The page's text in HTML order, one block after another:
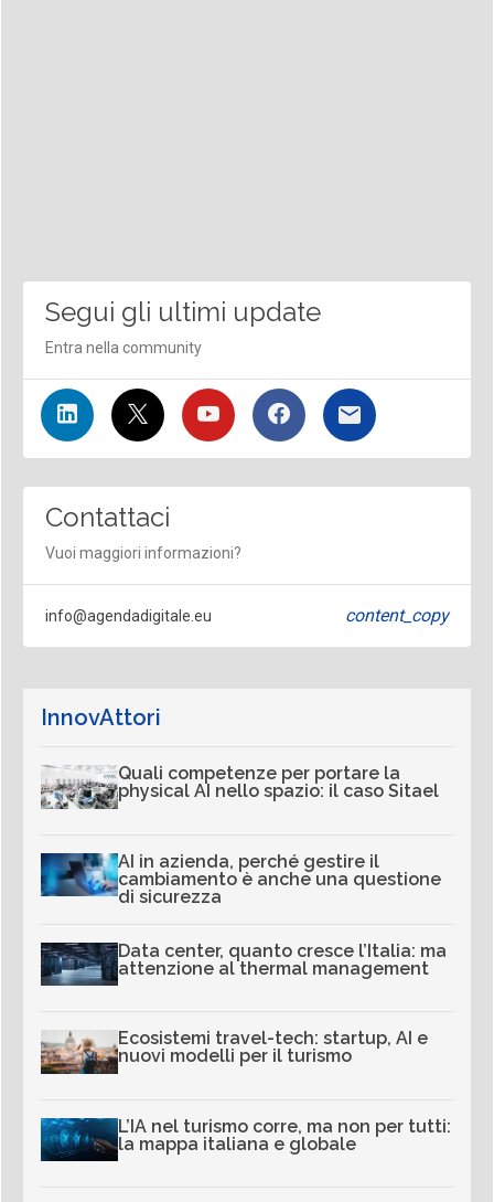
Segui gli ultimi update
Entra nella community
Contattaci
Vuoi maggiori informazioni?
info@agendadigitale.eu content_copy
InnovAttori
Quali competenze per portare la
physical AI nello spazio: il caso Sitael
AI in azienda, perché gestire il
cambiamento è anche una questione
di sicurezza
Data center, quanto cresce l’Italia: ma
attenzione al thermal management
Ecosistemi travel-tech: startup, AI e
nuovi modelli per il turismo
L’IA nel turismo corre, ma non per tutti:
la mappa italiana e globale